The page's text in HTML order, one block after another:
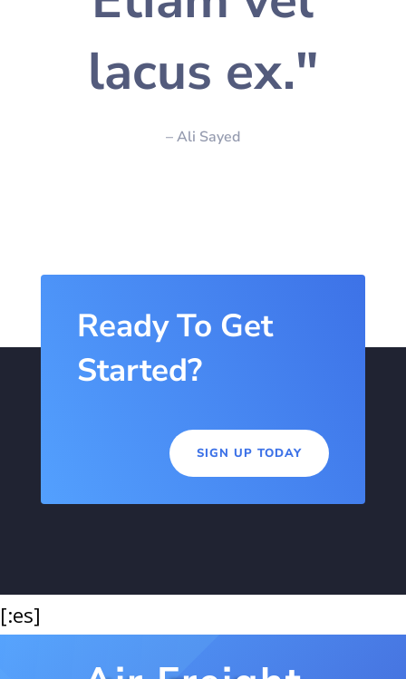
lacus ex."
– Ali Sayed
Ready To Get
Started?
SIGN UP TODAY
[:es]